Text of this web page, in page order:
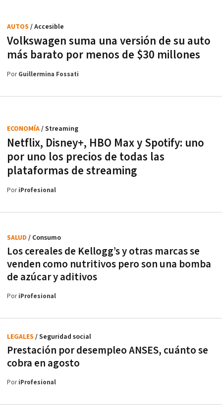
Volkswagen suma una versión de su auto
más barato por menos de $30 millones
AUTOS / Accesible
PorGuillermina Fossati
Netflix, Disney+, HBO Max y Spotify: uno
por uno los precios de todas las
plataformas de streaming
ECONOMÍA/ Streaming
PoriProfesional
Los cereales de Kellogg’s y otras marcas se
venden como nutritivos pero son una bomba
de azúcar y aditivos
SALUD / Consumo
PoriProfesional
Prestación por desempleo ANSES, cuánto se
cobra en agosto
LEGALES / Seguridad social
PoriProfesional